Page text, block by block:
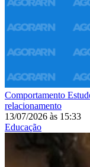
Comportamento
relacionamento
13/07/2026 às 15:33
Educação